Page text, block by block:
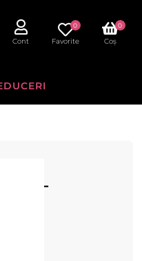
Cont Favorite
0
Coș
0
-